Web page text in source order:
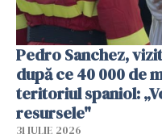
Pedro Sanchez,
după ce 40 000 de
teritoriul spaniol:
resursele"
31 IULIE 2026